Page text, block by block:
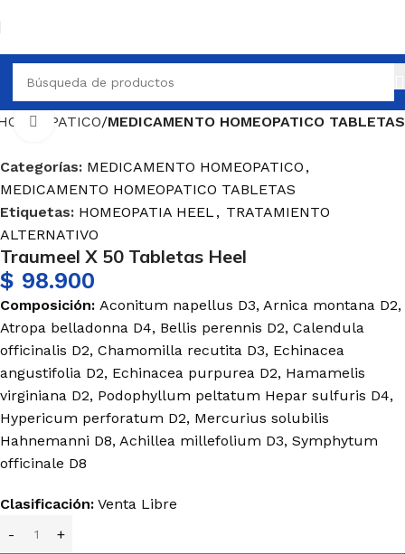
MEDICAMENTO HOMEOPATICO TABLETAS
Haga Click para agrandar
Categorías: MEDICAMENTO HOMEOPATICO ,
MEDICAMENTO HOMEOPATICO TABLETAS
Etiquetas: HOMEOPATIA HEEL , TRATAMIENTO
ALTERNATIVO
Traumeel X 50 Tabletas Heel
$ 98.900
Composición: Aconitum napellus D3, Arnica montana D2,
Atropa belladonna D4, Bellis perennis D2, Calendula
officinalis D2, Chamomilla recutita D3, Echinacea
angustifolia D2, Echinacea purpurea D2, Hamamelis
virginiana D2, Podophyllum peltatum Hepar sulfuris D4,
Hypericum perforatum D2, Mercurius solubilis
Hahnemanni D8, Achillea millefolium D3, Symphytum
officinale D8
Clasificación: Venta Libre